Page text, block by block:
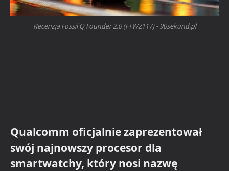
Recenzja Fossil Q Founder 2.0 (FTW2117) - 90sekund.pl
Qualcomm oficjalnie zaprezentował
swój najnowszy procesor dla
smartwatchy, który nosi nazwę